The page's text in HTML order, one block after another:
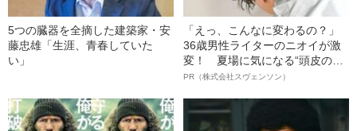
5つの臓器を全摘した建築家・安
藤忠雄「生涯、青春していた
い」
「えっ、こんなに変わるの？」
36歳男性ライターのニオイが激
変！ 夏場に気になる“頭皮のニ
オイ”や“ベタつき”を解消す
ト”が生み出した徹底ケアとは
PR（株式会社スヴェンソン）